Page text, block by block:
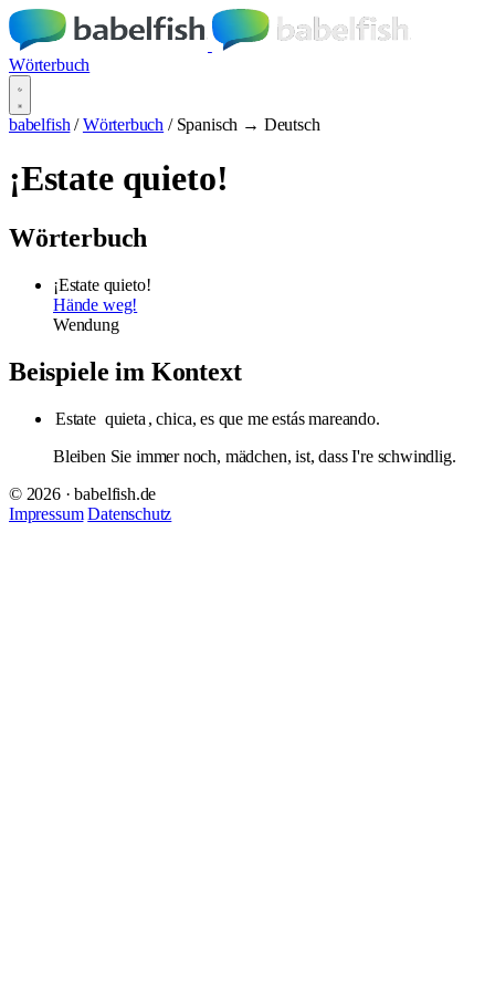
Wörterbuch
babelfish / Wörterbuch / Spanisch → Deutsch
¡Estate quieto!
Wörterbuch
¡Estate quieto!
Hände weg!
Wendung
Beispiele im Kontext
Estate quieta , chica, es que me estás mareando.
Bleiben Sie immer noch, mädchen, ist, dass I're schwindlig.
© 2026 · babelfish.de
Impressum Datenschutz